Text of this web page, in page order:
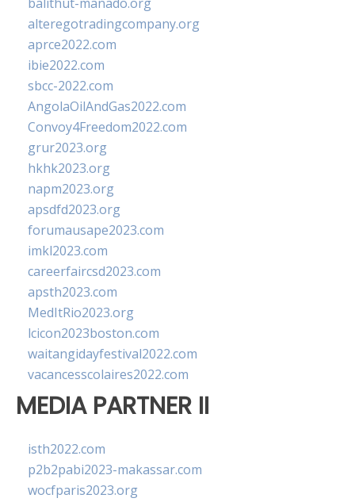
alteregotradingcompany.org
aprce2022.com
ibie2022.com
sbcc-2022.com
AngolaOilAndGas2022.com
Convoy4Freedom2022.com
grur2023.org
hkhk2023.org
napm2023.org
apsdfd2023.org
forumausape2023.com
imkl2023.com
careerfaircsd2023.com
apsth2023.com
MedItRio2023.org
lcicon2023boston.com
waitangidayfestival2022.com
vacancesscolaires2022.com
MEDIA PARTNER II
isth2022.com
p2b2pabi2023-makassar.com
wocfparis2023.org